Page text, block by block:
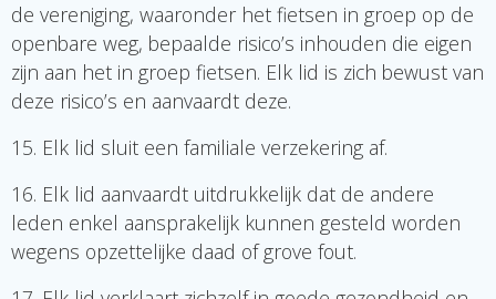
de vereniging, waaronder het fietsen in groep op de
openbare weg, bepaalde risico’s inhouden die eigen
zijn aan het in groep fietsen. Elk lid is zich bewust van
deze risico’s en aanvaardt deze.
15. Elk lid sluit een familiale verzekering af.
16. Elk lid aanvaardt uitdrukkelijk dat de andere
leden enkel aansprakelijk kunnen gesteld worden
wegens opzettelijke daad of grove fout.